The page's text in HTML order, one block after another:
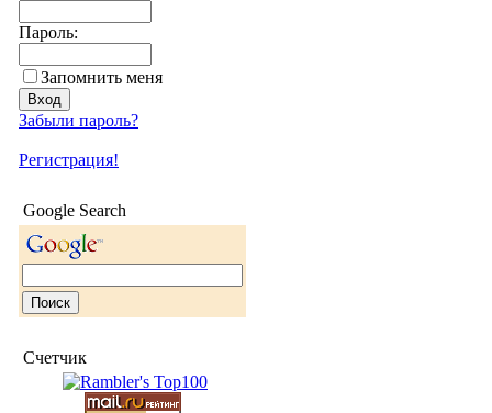
Пароль:
Запомнить меня
Забыли пароль?
Регистрация!
Google Search
Счетчик